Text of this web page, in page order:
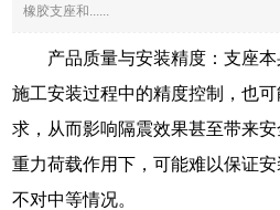
橡胶支座和......
产品质量与安装精度：支座
施工安装过程中的精度控制，也
求，从而影响隔震效果甚至带来
重力荷载作用下，可能难以保证安
不对中等情况。